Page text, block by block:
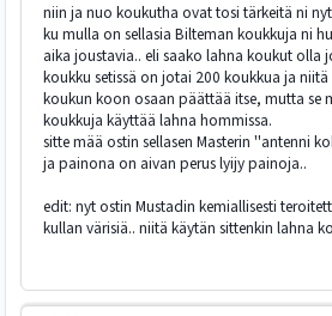
niin ja nuo koukutha ovat tosi tärkeitä ni
ku mulla on sellasia Bilteman koukkuja ni
aika joustavia.. eli saako lahna koukut olla
koukku setissä on jotai 200 koukkua ja
koukun koon osaan päättää itse, mutta se
koukkuja käyttää lahna hommissa.
sitte mää ostin sellasen Masterin ''antenni
ja painona on aivan perus lyijy painoja..
edit: nyt ostin Mustadin kemiallisesti
kullan värisiä.. niitä käytän sittenkin lahna